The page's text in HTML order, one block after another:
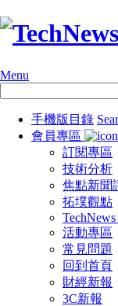
Menu
手機版目錄
會員專區
訂閱專區
技術分析
焦點新聞
拓墣觀點
活動專區
常見問題
回到首頁
財經新報
3C新報